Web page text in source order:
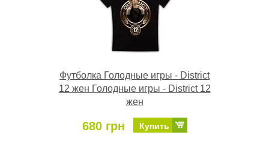
Футболка Голодные игры - District
12 жен Голодные игры - District 12
жен
680 грн Купить